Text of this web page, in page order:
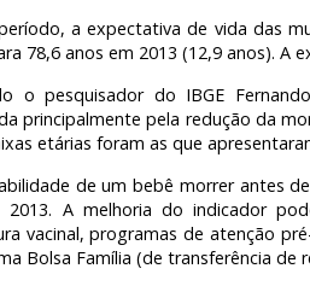
a expectativa de vida das
78,6 anos em 2013 (12,9 anos). A
o pesquisador do IBGE
principalmente pela redução da
etárias foram as que
de um bebê morrer antes
2013. A melhoria do indicador
vacinal, programas de atenção
Bolsa Família (de transferência de